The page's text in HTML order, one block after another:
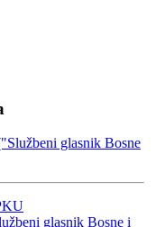
glasnik Bosne
glasnik Bosne i